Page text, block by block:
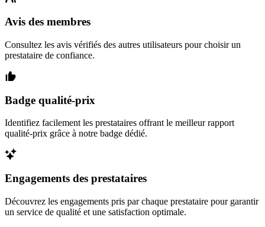
Avis des membres
Consultez les avis vérifiés des autres utilisateurs pour choisir un
prestataire de confiance.
Badge qualité-prix
Identifiez facilement les prestataires offrant le meilleur rapport
qualité-prix grâce à notre badge dédié.
Engagements des prestataires
Découvrez les engagements pris par chaque prestataire pour garantir
un service de qualité et une satisfaction optimale.